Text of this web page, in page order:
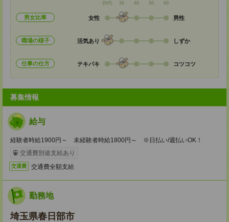
20代 30 40 50 60
男女比率 女性 男性
職場の様子 活気あり しずか
仕事の仕方 テキパキ コツコツ
募集情報
給与
経験者時給1900円～ 未経験者時給1800円～ ※日払い/週払いOK！
交通費別途支給あり
交通費 交通費全額支給
勤務地
埼玉県春日部市